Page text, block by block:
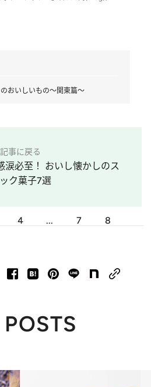
おいしいもの～関東篇～
記事に戻る
涙必至！ おいし懐かしのス
ク菓子7選
4 ... 7 8